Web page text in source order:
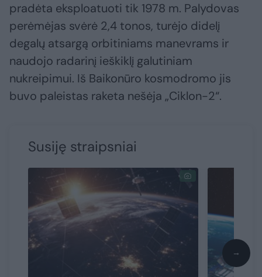
pradėta eksploatuoti tik 1978 m. Palydovas
perėmėjas svėrė 2,4 tonos, turėjo didelį
degalų atsargą orbitiniams manevrams ir
naudojo radarinį ieškiklį galutiniam
nukreipimui. Iš Baikonūro kosmodromo jis
buvo paleistas raketa nešėja „Ciklon-2“.
Susiję straipsniai
→